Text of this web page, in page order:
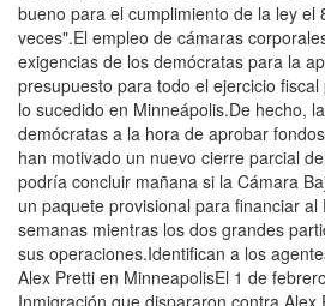
bueno para el cumplimiento de la ley el
veces".El empleo de cámaras
exigencias de los demócratas para la
presupuesto para todo el ejercicio
lo sucedido en Minneápolis.De hecho,
demócratas a la hora de aprobar
han motivado un nuevo cierre parcial
podría concluir mañana si la Cámara
un paquete provisional para financiar al
semanas mientras los dos grandes
sus operaciones.Identifican a los
Alex Pretti en MinneapolisEl 1 de
Inmigración que dispararon contra